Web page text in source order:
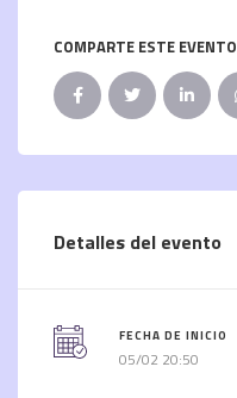
COMPARTE ESTE EVENTO
Detalles del evento
FECHA DE INICIO
05/02 20:50